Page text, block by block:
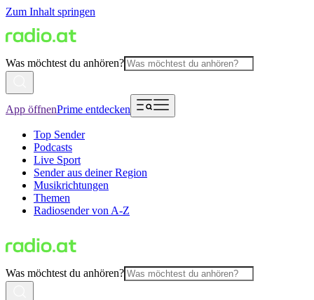
Zum Inhalt springen
Was möchtest du anhören?
App öffnenPrime entdecken
Top Sender
Podcasts
Live Sport
Sender aus deiner Region
Musikrichtungen
Themen
Radiosender von A-Z
Was möchtest du anhören?